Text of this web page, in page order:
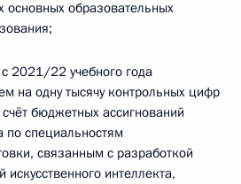
образовательных
2021/22 учебного года
на одну тысячу контрольных цифр
бюджетных ассигнований
специальностям
связанным с разработкой
искусственного интеллекта,